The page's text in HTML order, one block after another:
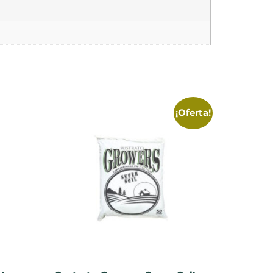
¡Oferta!